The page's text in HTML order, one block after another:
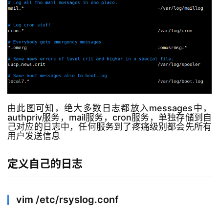
由此图可知，绝大多数日志都放入messages中，
authpriv服务，mail服务，cron服务，单独存储到自
己对应的日志中，任何服务到了疼痛级别都会先所有
用户发送信息
定义自己的日志
vim /etc/rsyslog.conf